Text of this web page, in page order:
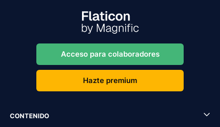
Acceso para colaboradores
Hazte premium
CONTENIDO